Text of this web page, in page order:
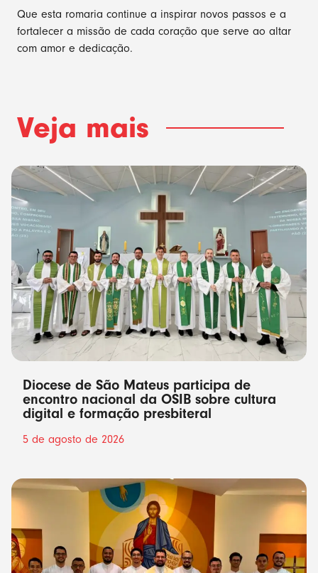
Que esta romaria continue a inspirar novos passos e a
fortalecer a missão de cada coração que serve ao altar
com amor e dedicação.
Veja mais
Diocese de São Mateus participa de
encontro nacional da OSIB sobre cultura
digital e formação presbiteral
5 de agosto de 2026